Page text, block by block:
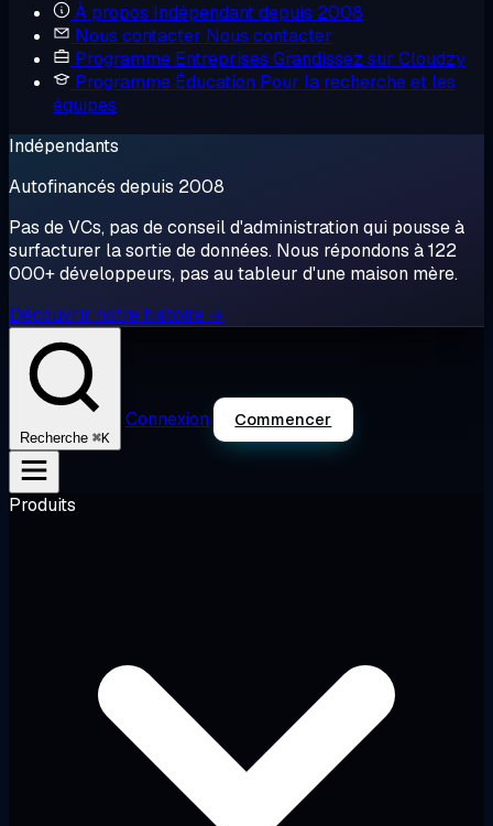
À propos Indépendant depuis 2008
Nous contacter Nous contacter
Programme Entreprises Grandissez sur Cloudzy
Programme Éducation Pour la recherche et les
équipes
Indépendants
Autofinancés depuis 2008
Pas de VCs, pas de conseil d'administration qui pousse à
surfacturer la sortie de données. Nous répondons à 122
000+ développeurs, pas au tableur d'une maison mère.
Découvrir notre histoire →
Recherche ⌘K
Connexion Commencer
Produits